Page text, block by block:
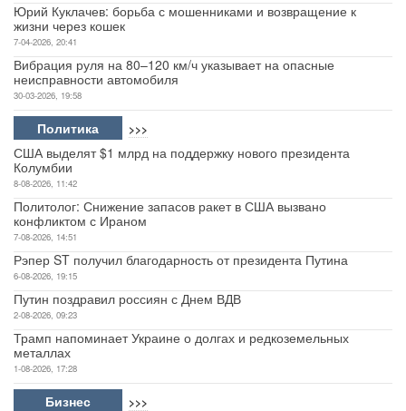
Юрий Куклачев: борьба с мошенниками и возвращение к
жизни через кошек
7-04-2026, 20:41
Вибрация руля на 80–120 км/ч указывает на опасные
неисправности автомобиля
30-03-2026, 19:58
Политика >>>
США выделят $1 млрд на поддержку нового президента
Колумбии
8-08-2026, 11:42
Политолог: Снижение запасов ракет в США вызвано
конфликтом с Ираном
7-08-2026, 14:51
Рэпер ST получил благодарность от президента Путина
6-08-2026, 19:15
Путин поздравил россиян с Днем ВДВ
2-08-2026, 09:23
Трамп напоминает Украине о долгах и редкоземельных
металлах
1-08-2026, 17:28
Бизнес >>>